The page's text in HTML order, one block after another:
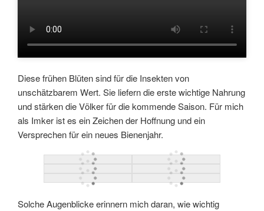
Diese frühen Blüten sind für die Insekten von
unschätzbarem Wert. Sie liefern die erste wichtige Nahrung
und stärken die Völker für die kommende Saison. Für mich
als Imker ist es ein Zeichen der Hoffnung und ein
Versprechen für ein neues Bienenjahr.
Solche Augenblicke erinnern mich daran, wie wichtig